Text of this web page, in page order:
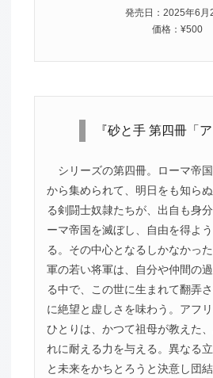
発売日：2025年6月
価格：¥500
『砂と手 第四冊「
シリーズの第四冊。ローマ帝
から集められて、明日をも知ら
る剣闘士奴隷たちが、出自も身
ーマ帝国を滅ぼし、自由を得よ
る。その中心となるしかなかっ
軍の若い将軍は、自分や仲間の
る中で、この世に生まれて翻弄
に絶望と虚しさを味わう。アフ
ひとりは、かつて祖母が教えた
れに耐える力を与える。異なる
と未来をかちとろうと決意し団